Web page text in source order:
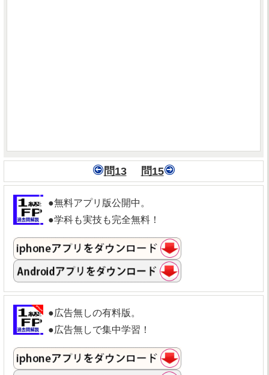
問13 問15
●無料アプリ版公開中。
●学科も実技も完全無料！
●広告無しの有料版。
●広告無しで集中学習！